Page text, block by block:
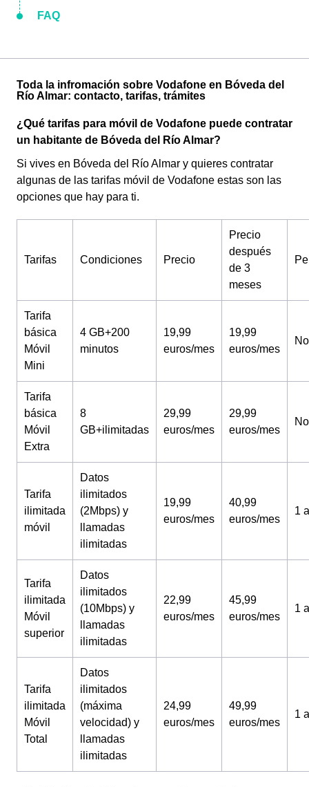
FAQ
Toda la infromación sobre Vodafone en Bóveda del
Río Almar: contacto, tarifas, trámites
¿Qué tarifas para móvil de Vodafone puede contratar
un habitante de Bóveda del Río Almar?
Si vives en Bóveda del Río Almar y quieres contratar
algunas de las tarifas móvil de Vodafone estas son las
opciones que hay para ti.
Tarifas Condiciones Precio
Precio
después
de 3
meses
Tarifa
básica
Móvil
Mini
4 GB+200
minutos
19,99
euros/mes
19,99
euros/mes
No
Tarifa
básica
Móvil
Extra
8
GB+ilimitadas
29,99
euros/mes
29,99
euros/mes
No
Tarifa
ilimitada
móvil
Datos
ilimitados
(2Mbps) y
llamadas
ilimitadas
19,99
euros/mes
40,99
euros/mes
1
Tarifa
ilimitada
Móvil
superior
Datos
ilimitados
(10Mbps) y
llamadas
ilimitadas
22,99
euros/mes
45,99
euros/mes
1
Tarifa
ilimitada
Móvil
Total
Datos
ilimitados
(máxima
velocidad) y
llamadas
ilimitadas
24,99
euros/mes
49,99
euros/mes
1